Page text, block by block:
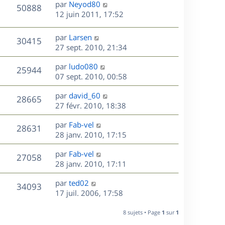
e
n
i
e
r
m
e
s
s
a
g
e
50888V
u
e
D
e
n
i
e
r
m
e
s
s
a
g
e
par Neyod80
12 juin 2011, 17:52
30415V
u
D
e
r
n
i
e
r
m
e
s
s
a
g
e
par Larsen
27 sept. 2010, 21:34
25944V
u
D
e
r
n
i
e
r
m
e
s
s
a
g
e
par ludo080
07 sept. 2010, 00:58
28665V
u
s
D
e
r
n
i
e
r
m
e
s
s
par david_60
27 févr. 2010, 18:38
28631
u
e
s
D
e
r
n
i
e
r
m
par Fab-vel
28 janv. 2010, 17:15
27058V
u
e
D
e
r
n
i
par Fab-vel
28 janv. 2010, 17:11
34093V
D
e
par ted02
17 juil. 2006, 17:58
8 sujets • Page 1 sur 1